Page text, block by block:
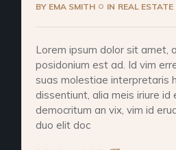
BY EMA SMITH IN REAL ESTATE
Lorem ipsum dolor sit amet,
posidonium est ad. Id vim
suas molestiae interpretaris
dissentiunt, alia meis iriure id
democritum an vix, vim id
duo elit doc